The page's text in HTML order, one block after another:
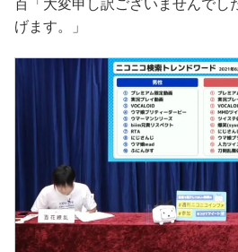
百「大変申し訳ございませんでし
げます。」